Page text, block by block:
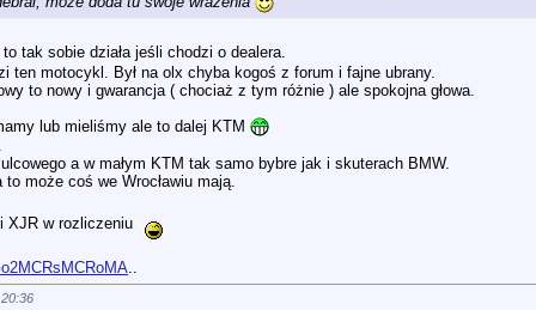
tak sobie działa jeśli chodzi o dealera.
ten motocykl. Był na olx chyba kogoś z forum i fajne ubrany.
to nowy i gwarancja ( chociaż z tym różnie ) ale spokojna głowa.
lub mieliśmy ale to dalej KTM
a w małym KTM tak samo bybre jak i skuterach BMW.
może coś we Wrocławiu mają.
XJR w rozliczeniu
..
20:36